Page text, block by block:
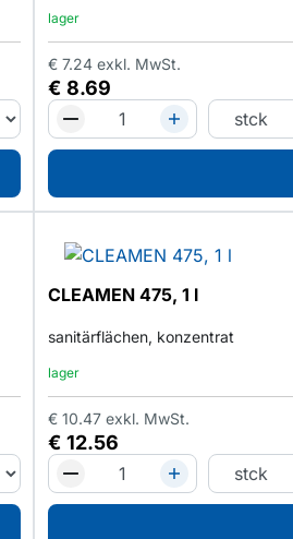
lager
€ 8.69
€ 7.24 exkl. MwSt.
CLEAMEN 475, 1 l
sanitärflächen, konzentrat
lager
€ 12.56
€ 10.47 exkl. MwSt.